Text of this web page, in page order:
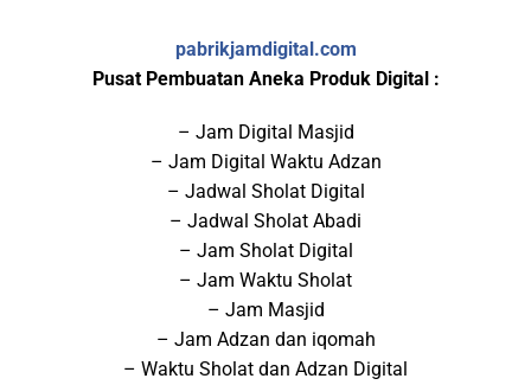
pabrikjamdigital.com
Pusat Pembuatan Aneka Produk Digital :
– Jam Digital Masjid
– Jam Digital Waktu Adzan
– Jadwal Sholat Digital
– Jadwal Sholat Abadi
– Jam Sholat Digital
– Jam Waktu Sholat
– Jam Masjid
– Jam Adzan dan iqomah
– Waktu Sholat dan Adzan Digital